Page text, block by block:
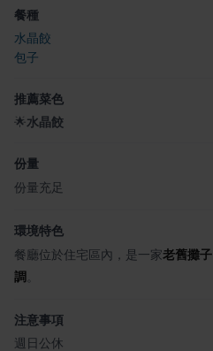
餐種
水晶餃
包子
推薦菜色
🌟水晶餃
份量
份量充足
環境特色
餐廳位於住宅區內，是一家老舊攤子
調
注意事項
週日公休